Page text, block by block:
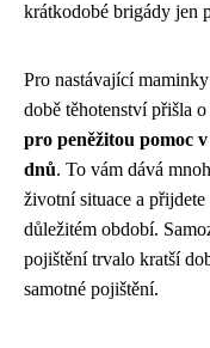
krátkodobé brigády jen
Pro nastávající
době těhotenství přišla
pro peněžitou pomoc
dnů. To vám dává
životní situace a
důležitém období.
pojištění trvalo kratší
samotné pojištění.